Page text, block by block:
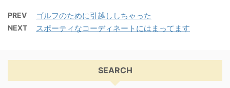
PREV ゴルフのために引越ししちゃった
NEXT スポーティなコーディネートにはまってます
SEARCH